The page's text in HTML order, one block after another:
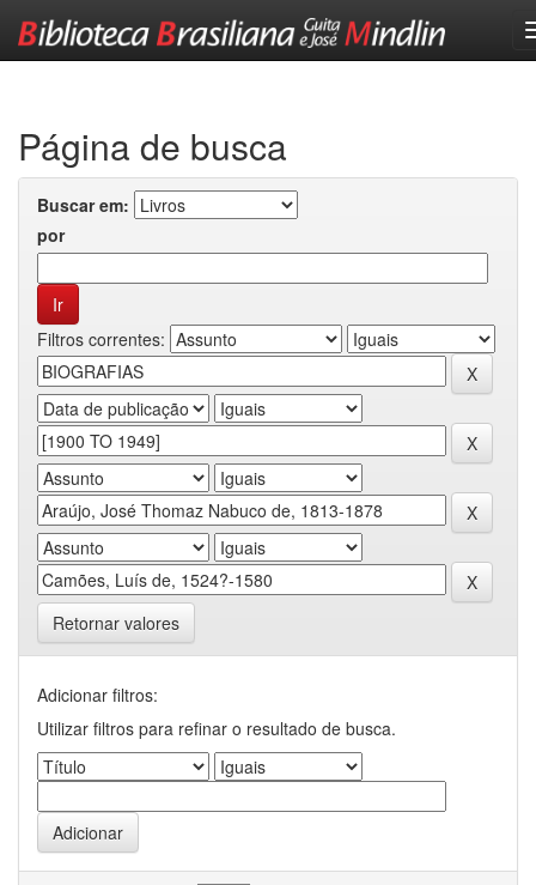
Página de busca
Buscar em:
por
Filtros correntes:
Retornar valores
Adicionar filtros:
Utilizar filtros para refinar o resultado de busca.